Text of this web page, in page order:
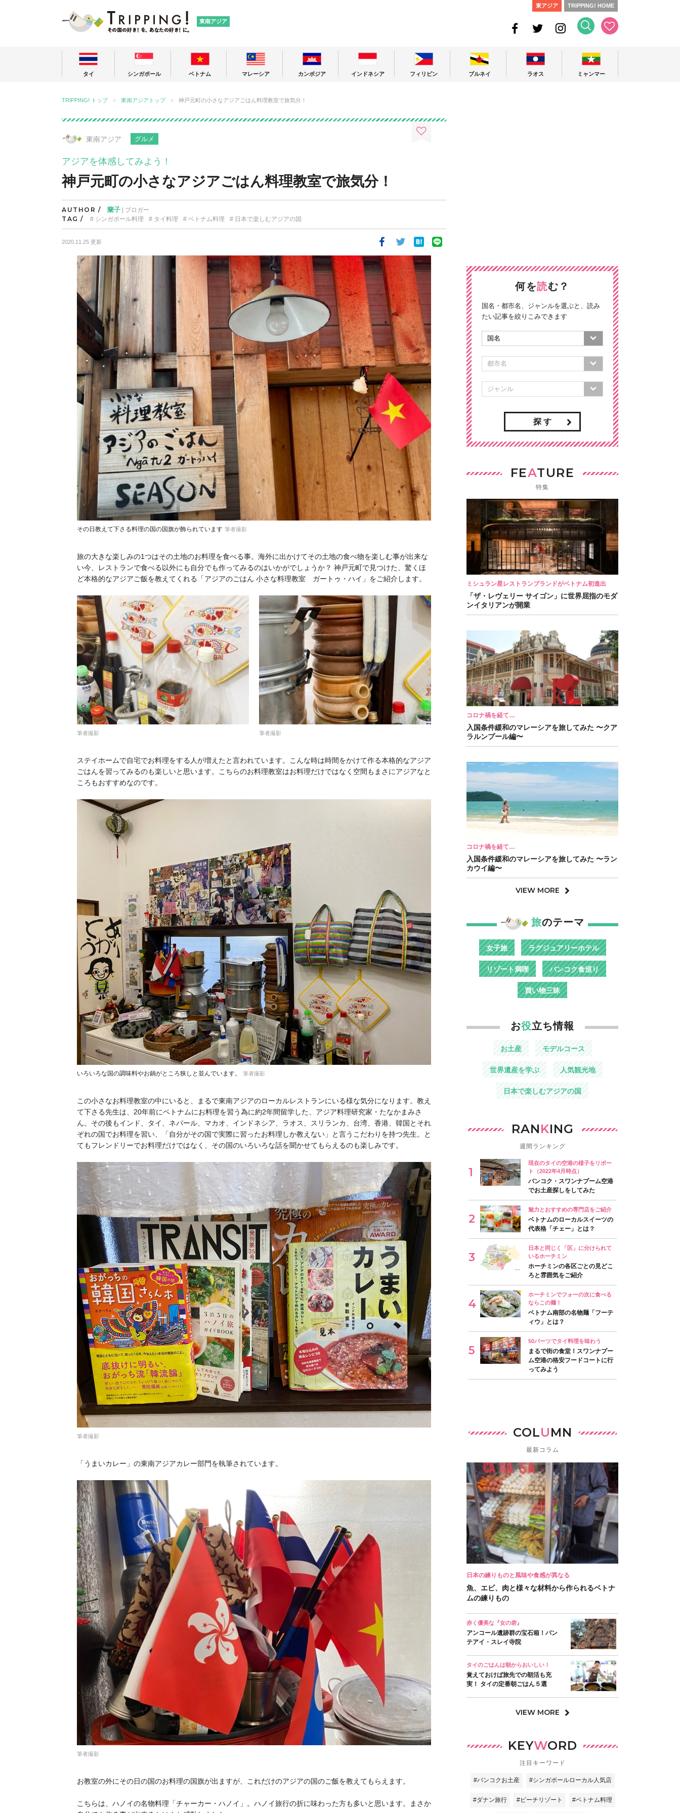
東南アジア
東アジア TRIPPING! HOME
タイ シンガポール ベトナム マレーシア カンボジア インドネシア フィリピン ブルネイ ラオス ミャンマー
TRIPPING! トップ 東南アジアトップ 神戸元町の小さなアジアごはん料理教室で旅気分！
東南アジア グルメ
アジアを体感してみよう！
神戸元町の小さなアジアごはん料理教室で旅気分！
AUTHOR / 蘭子 | ブロガー
TAG / シンガポール料理 タイ料理 ベトナム料理 日本で楽しむアジアの国
2020.11.25 更新
その日教えて下さる料理の国の国旗が飾られています 筆者撮影
旅の大きな楽しみの1つはその土地のお料理を食べる事。海外に出かけてその土地の食べ物を楽しむ事が出来な
い今、レストランで食べる以外にも自分でも作ってみるのはいかがでしょうか？ 神戸元町で見つけた、驚くほ
ど本格的なアジアご飯を教えてくれる「アジアのごはん 小さな料理教室 ガートゥ・ハイ」をご紹介します。
筆者撮影 筆者撮影
ステイホームで自宅でお料理をする人が増えたと言われています。こんな時は時間をかけて作る本格的なアジア
ごはんを習ってみるのも楽しいと思います。こちらのお料理教室はお料理だけではなく空間もまさにアジアなと
ころもおすすめなのです。
いろいろな国の調味料やお鍋がところ狭しと並んでいます。 筆者撮影
この小さなお料理教室の中にいると、まるで東南アジアのローカルレストランにいる様な気分になります。教え
て下さる先生は、20年前にベトナムにお料理を習う為に約2年間留学した、アジア料理研究家・たなかまみさ
ん。その後もインド、タイ、ネパール、マカオ、インドネシア、ラオス、スリランカ、台湾、香港、韓国とそれ
ぞれの国でお料理を習い、「自分がその国で実際に習ったお料理しか教えない」と言うこだわりを持つ先生。と
てもフレンドリーでお料理だけではなく、その国のいろいろな話を聞かせてもらえるのも楽しみです。
筆者撮影
「うまいカレー」の東南アジアカレー部門を執筆されています。
筆者撮影
お教室の外にその日の国のお料理の国旗が出ますが、これだけのアジアの国のご飯を教えてもらえます。
こちらは、ハノイの名物料理「チャーカー・ハノイ」。ハノイ旅行の折に味わった方も多いと思います。まさか
何を読む？
国名・都市名、ジャンルを選ぶと、読み
たい記事を絞りこみできます
探 す
FEATURE
特集
ミシュラン星レストランブランドがベトナム初進出
「ザ・レヴェリー サイゴン」に世界屈指のモダ
ンイタリアンが開業
コロナ禍を経て…
入国条件緩和のマレーシアを旅してみた 〜クア
ラルンプール編〜
コロナ禍を経て…
入国条件緩和のマレーシアを旅してみた 〜ラン
カウイ編〜
VIEW MORE
旅のテーマ
女子旅 ラグジュアリーホテル
リゾート満喫 バンコク食巡り
買い物三昧
お役立ち情報
お土産 モデルコース
世界遺産を学ぶ 人気観光地
日本で楽しむアジアの国
RANKING
週間ランキング
現在のタイの空港の様子をリポー
ト（2022年4月時点）
バンコク・スワンナプーム空港
でお土産探しをしてみた
魅力とおすすめの専門店をご紹介
ベトナムのローカルスイーツの
代表格「チェー」とは？
日本と同じく「区」に分けられて
いるホーチミン
ホーチミンの各区ごとの見どこ
ろと雰囲気をご紹介
ホーチミンでフォーの次に食べる
ならこの麺！
ベトナム南部の名物麺「フーテ
ィウ」とは？
50バーツでタイ料理を味わう
まるで街の食堂！スワンナプー
ム空港の格安フードコートに行
ってみよう
COLUMN
最新コラム
日本の練りものと風味や食感が異なる
魚、エビ、肉と様々な材料から作られるベトナ
ムの練りもの
赤く優美な『女の砦』
アンコール遺跡群の宝石箱！バン
テアイ・スレイ寺院
タイのごはんは朝からおいしい！
覚えておけば旅先での朝活も充
実！ タイの定番朝ごはん５選
VIEW MORE
KEYWORD
注目キーワード
#バンコクお土産 #シンガポールローカル人気店
#ダナン旅行 #ビーチリゾート #ベトナム料理